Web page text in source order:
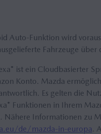
Auto-Funktion wird
Fahrzeuge
ist ein Cloudbasierter
Konto. Mazda
Es gelten die
Funktionen in Ihrem
Nähere Informationen zu
de/mazda-in-europa.